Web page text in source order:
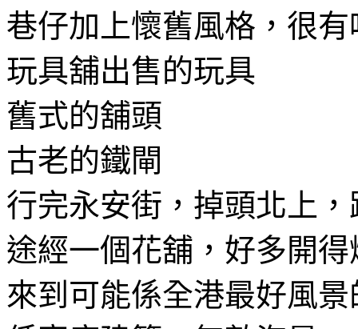
巷仔加上懷舊風格，很有
玩具舖出售的玩具
舊式的舖頭
古老的鐵閘
行完永安街，掉頭北上
途經一個花舖，好多開
來到可能係全港最好風